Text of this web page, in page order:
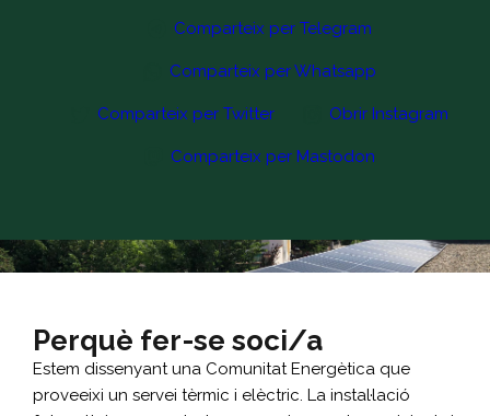
Comparteix per Telegram
Comparteix per Whatsapp
Comparteix per Twitter Obrir Instagram
Comparteix per Mastodon
Perquè fer-se soci/a
Estem dissenyant una Comunitat Energètica que
proveeixi un servei tèrmic i elèctric. La instal·lació